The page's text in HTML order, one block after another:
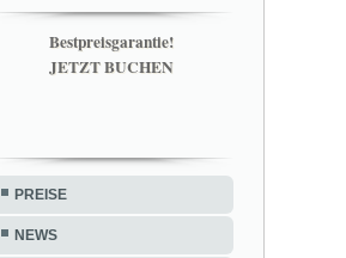
Bestpreisgarantie!
JETZT BUCHEN
PREISE
NEWS